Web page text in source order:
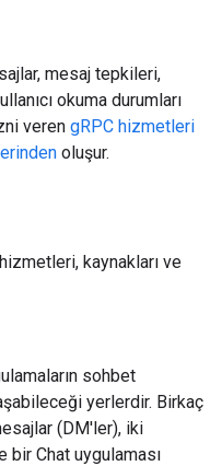
mesaj tepkileri,
okuma durumları
veren gRPC hizmetleri
oluşur.
kaynakları ve
sohbet
yerlerdir. Birkaç
(DM'ler), iki
bir Chat uygulaması